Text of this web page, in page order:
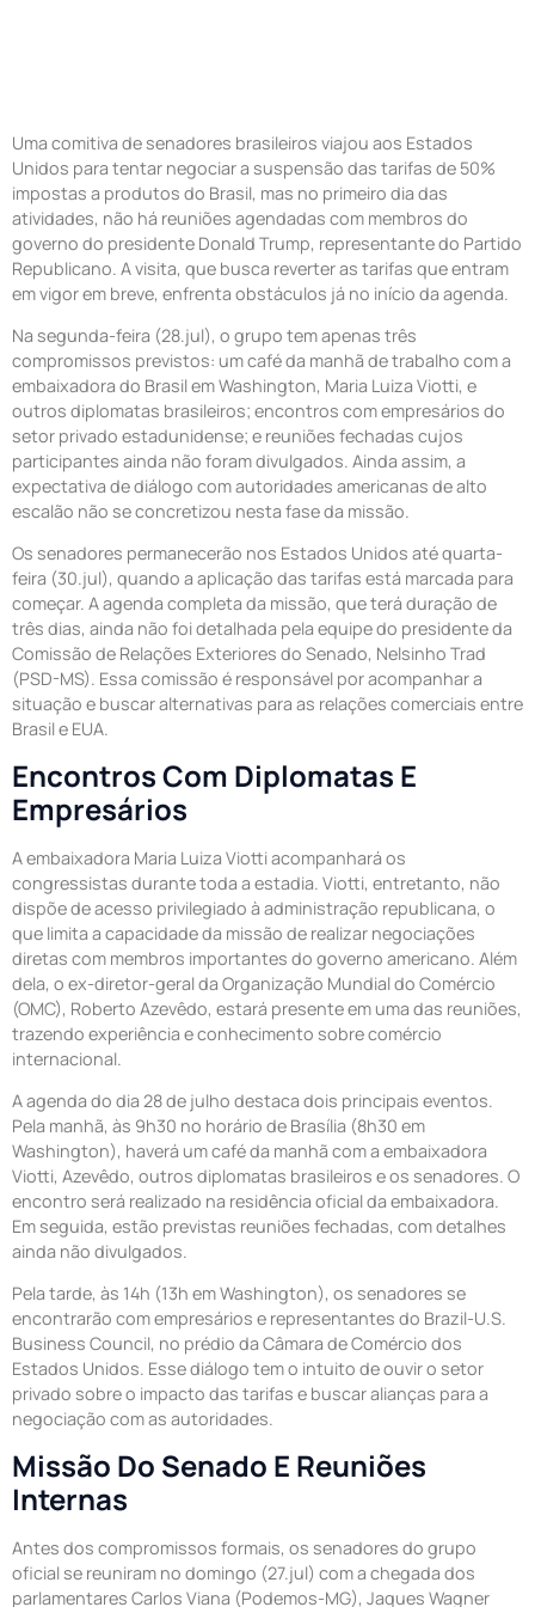
Uma comitiva de senadores brasileiros viajou aos Estados
Unidos para tentar negociar a suspensão das tarifas de 50%
impostas a produtos do Brasil, mas no primeiro dia das
atividades, não há reuniões agendadas com membros do
governo do presidente Donald Trump, representante do Partido
Republicano. A visita, que busca reverter as tarifas que entram
em vigor em breve, enfrenta obstáculos já no início da agenda.
Na segunda-feira (28.jul), o grupo tem apenas três
compromissos previstos: um café da manhã de trabalho com a
embaixadora do Brasil em Washington, Maria Luiza Viotti, e
outros diplomatas brasileiros; encontros com empresários do
setor privado estadunidense; e reuniões fechadas cujos
participantes ainda não foram divulgados. Ainda assim, a
expectativa de diálogo com autoridades americanas de alto
escalão não se concretizou nesta fase da missão.
Os senadores permanecerão nos Estados Unidos até quarta-
feira (30.jul), quando a aplicação das tarifas está marcada para
começar. A agenda completa da missão, que terá duração de
três dias, ainda não foi detalhada pela equipe do presidente da
Comissão de Relações Exteriores do Senado, Nelsinho Trad
(PSD-MS). Essa comissão é responsável por acompanhar a
situação e buscar alternativas para as relações comerciais entre
Brasil e EUA.
Encontros Com Diplomatas E
Empresários
A embaixadora Maria Luiza Viotti acompanhará os
congressistas durante toda a estadia. Viotti, entretanto, não
dispõe de acesso privilegiado à administração republicana, o
que limita a capacidade da missão de realizar negociações
diretas com membros importantes do governo americano. Além
dela, o ex-diretor-geral da Organização Mundial do Comércio
(OMC), Roberto Azevêdo, estará presente em uma das reuniões,
trazendo experiência e conhecimento sobre comércio
internacional.
A agenda do dia 28 de julho destaca dois principais eventos.
Pela manhã, às 9h30 no horário de Brasília (8h30 em
Washington), haverá um café da manhã com a embaixadora
Viotti, Azevêdo, outros diplomatas brasileiros e os senadores. O
encontro será realizado na residência oficial da embaixadora.
Em seguida, estão previstas reuniões fechadas, com detalhes
ainda não divulgados.
Pela tarde, às 14h (13h em Washington), os senadores se
encontrarão com empresários e representantes do Brazil-U.S.
Business Council, no prédio da Câmara de Comércio dos
Estados Unidos. Esse diálogo tem o intuito de ouvir o setor
privado sobre o impacto das tarifas e buscar alianças para a
negociação com as autoridades.
Missão Do Senado E Reuniões
Internas
Antes dos compromissos formais, os senadores do grupo
oficial se reuniram no domingo (27.jul) com a chegada dos
parlamentares Carlos Viana (Podemos-MG), Jaques Wagner